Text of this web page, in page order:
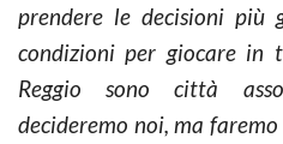
prendere le decisioni più
condizioni per giocare in
Reggio sono città
decideremo noi, ma